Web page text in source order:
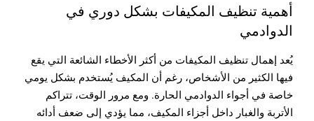
أهمية تنظيف المكيفات بشكل دوري في
الدوادمي
يُعد إهمال تنظيف المكيفات من أكثر الأخطاء الشائعة التي يقع
فيها الكثير من الأشخاص، رغم أن المكيف يُستخدم بشكل يومي
خاصة في أجواء الدوادمي الحارة. ومع مرور الوقت، تتراكم
الأتربة والغبار داخل أجزاء المكيف، مما يؤدي إلى ضعف أدائه